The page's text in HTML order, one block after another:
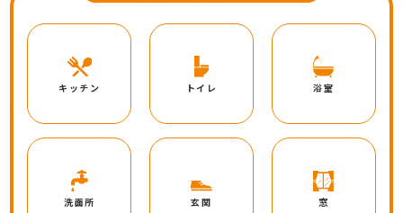
キッチン トイレ 浴室
洗面所 玄関 窓